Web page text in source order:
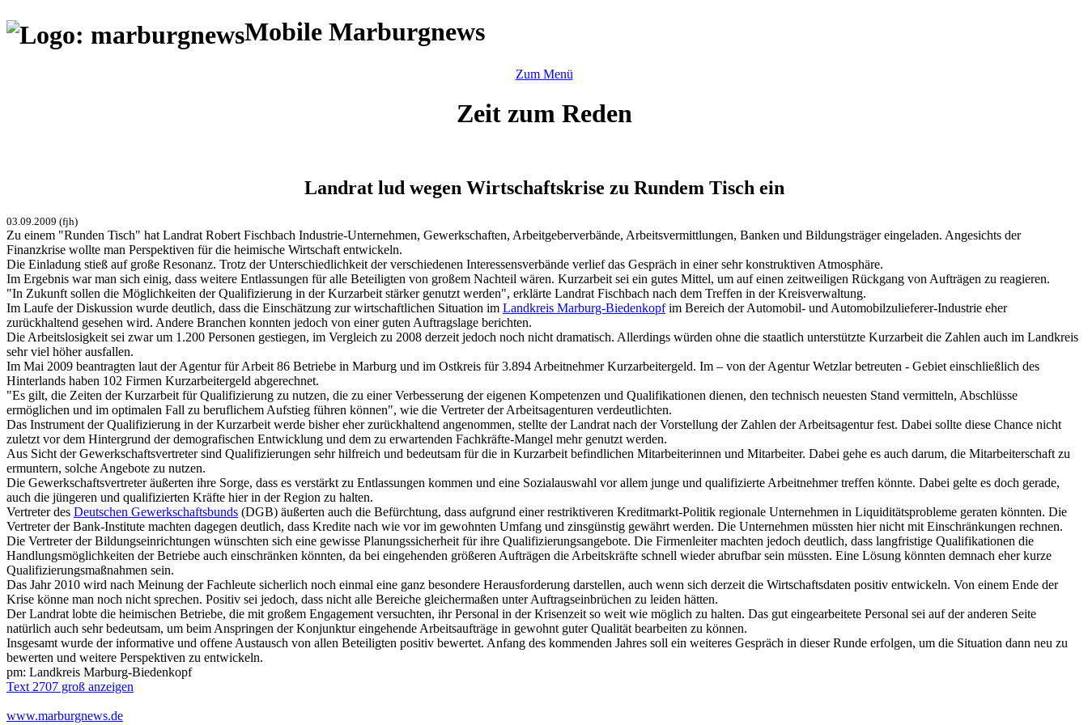
Mobile Marburgnews
Zum Menü
Zeit zum Reden
Landrat lud wegen Wirtschaftskrise zu Rundem Tisch ein
03.09.2009 (fjh)
Zu einem "Runden Tisch" hat Landrat Robert Fischbach Industrie-Unternehmen, Gewerkschaften, Arbeitgeberverbände, Arbeitsvermittlungen, Banken und Bildungsträger eingeladen. Angesichts der
Finanzkrise wollte man Perspektiven für die heimische Wirtschaft entwickeln.
Die Einladung stieß auf große Resonanz. Trotz der Unterschiedlichkeit der verschiedenen Interessensverbände verlief das Gespräch in einer sehr konstruktiven Atmosphäre.
Im Ergebnis war man sich einig, dass weitere Entlassungen für alle Beteiligten von großem Nachteil wären. Kurzarbeit sei ein gutes Mittel, um auf einen zeitweiligen Rückgang von Aufträgen zu reagieren.
"In Zukunft sollen die Möglichkeiten der Qualifizierung in der Kurzarbeit stärker genutzt werden", erklärte Landrat Fischbach nach dem Treffen in der Kreisverwaltung.
Im Laufe der Diskussion wurde deutlich, dass die Einschätzung zur wirtschaftlichen Situation im Landkreis Marburg-Biedenkopfim Bereich der Automobil- und Automobilzulieferer-Industrie eher
zurückhaltend gesehen wird. Andere Branchen konnten jedoch von einer guten Auftragslage berichten.
Die Arbeitslosigkeit sei zwar um 1.200 Personen gestiegen, im Vergleich zu 2008 derzeit jedoch noch nicht dramatisch. Allerdings würden ohne die staatlich unterstützte Kurzarbeit die Zahlen auch im Landkreis
sehr viel höher ausfallen.
Im Mai 2009 beantragten laut der Agentur für Arbeit 86 Betriebe in Marburg und im Ostkreis für 3.894 Arbeitnehmer Kurzarbeitergeld. Im – von der Agentur Wetzlar betreuten - Gebiet einschließlich des
Hinterlands haben 102 Firmen Kurzarbeitergeld abgerechnet.
"Es gilt, die Zeiten der Kurzarbeit für Qualifizierung zu nutzen, die zu einer Verbesserung der eigenen Kompetenzen und Qualifikationen dienen, den technisch neuesten Stand vermitteln, Abschlüsse
ermöglichen und im optimalen Fall zu beruflichem Aufstieg führen können", wie die Vertreter der Arbeitsagenturen verdeutlichten.
Das Instrument der Qualifizierung in der Kurzarbeit werde bisher eher zurückhaltend angenommen, stellte der Landrat nach der Vorstellung der Zahlen der Arbeitsagentur fest. Dabei sollte diese Chance nicht
zuletzt vor dem Hintergrund der demografischen Entwicklung und dem zu erwartenden Fachkräfte-Mangel mehr genutzt werden.
Aus Sicht der Gewerkschaftsvertreter sind Qualifizierungen sehr hilfreich und bedeutsam für die in Kurzarbeit befindlichen Mitarbeiterinnen und Mitarbeiter. Dabei gehe es auch darum, die Mitarbeiterschaft zu
ermuntern, solche Angebote zu nutzen.
Die Gewerkschaftsvertreter äußerten ihre Sorge, dass es verstärkt zu Entlassungen kommen und eine Sozialauswahl vor allem junge und qualifizierte Arbeitnehmer treffen könnte. Dabei gelte es doch gerade,
auch die jüngeren und qualifizierten Kräfte hier in der Region zu halten.
Vertreter des Deutschen Gewerkschaftsbunds (DGB) äußerten auch die Befürchtung, dass aufgrund einer restriktiveren Kreditmarkt-Politik regionale Unternehmen in Liquiditätsprobleme geraten könnten. Die
Vertreter der Bank-Institute machten dagegen deutlich, dass Kredite nach wie vor im gewohnten Umfang und zinsgünstig gewährt werden. Die Unternehmen müssten hier nicht mit Einschränkungen rechnen.
Die Vertreter der Bildungseinrichtungen wünschten sich eine gewisse Planungssicherheit für ihre Qualifizierungsangebote. Die Firmenleiter machten jedoch deutlich, dass langfristige Qualifikationen die
Handlungsmöglichkeiten der Betriebe auch einschränken könnten, da bei eingehenden größeren Aufträgen die Arbeitskräfte schnell wieder abrufbar sein müssten. Eine Lösung könnten demnach eher kurze
Qualifizierungsmaßnahmen sein.
Das Jahr 2010 wird nach Meinung der Fachleute sicherlich noch einmal eine ganz besondere Herausforderung darstellen, auch wenn sich derzeit die Wirtschaftsdaten positiv entwickeln. Von einem Ende der
Krise könne man noch nicht sprechen. Positiv sei jedoch, dass nicht alle Bereiche gleichermaßen unter Auftragseinbrüchen zu leiden hätten.
Der Landrat lobte die heimischen Betriebe, die mit großem Engagement versuchten, ihr Personal in der Krisenzeit so weit wie möglich zu halten. Das gut eingearbeitete Personal sei auf der anderen Seite
natürlich auch sehr bedeutsam, um beim Anspringen der Konjunktur eingehende Arbeitsaufträge in gewohnt guter Qualität bearbeiten zu können.
Insgesamt wurde der informative und offene Austausch von allen Beteiligten positiv bewertet. Anfang des kommenden Jahres soll ein weiteres Gespräch in dieser Runde erfolgen, um die Situation dann neu zu
bewerten und weitere Perspektiven zu entwickeln.
pm: Landkreis Marburg-Biedenkopf
Text 2707 groß anzeigen
www.marburgnews.de